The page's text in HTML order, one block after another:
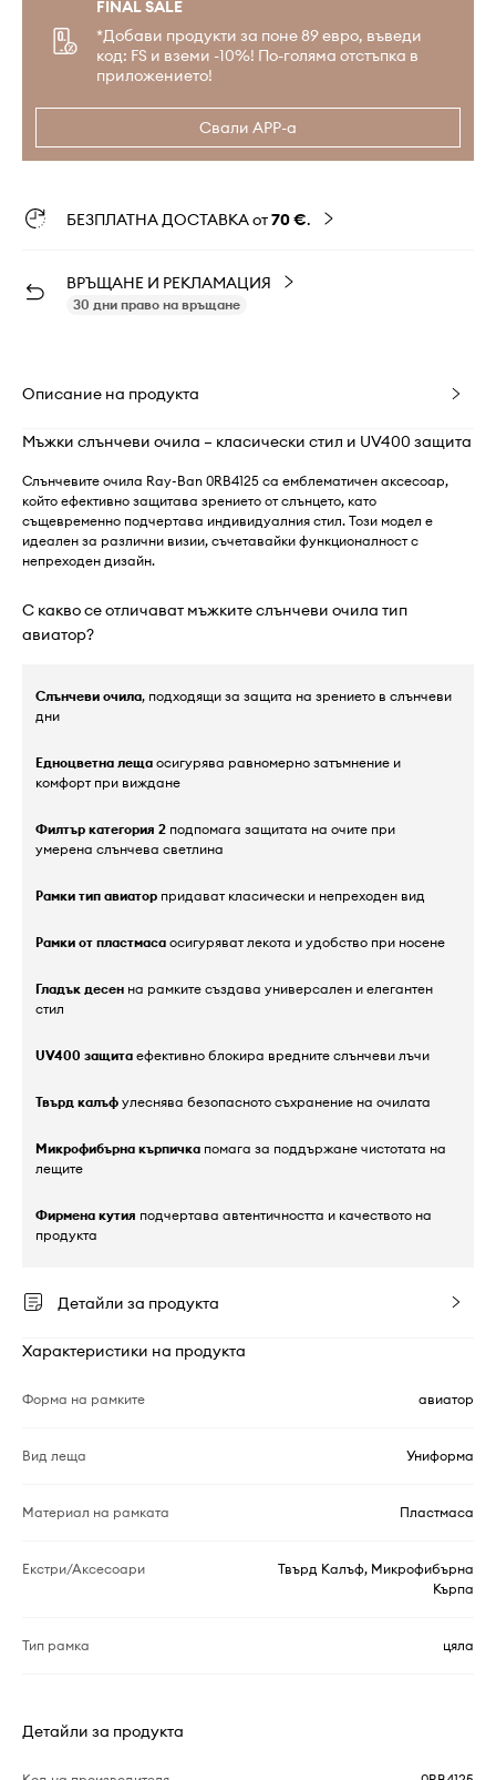
FINAL SALE
*Добави продукти за поне 89 евро, въведи
код: FS и вземи -10%! По-голяма отстъпка в
приложението!
Свали APP-а
БЕЗПЛАТНА ДОСТАВКА от70 €.
ВРЪЩАНЕ И РЕКЛАМАЦИЯ
30 дни право на връщане
Описание на продукта
Мъжки слънчеви очила – класически стил и UV400 защита
Слънчевите очила Ray-Ban 0RB4125 са емблематичен аксесоар,
който ефективно защитава зрението от слънцето, като
същевременно подчертава индивидуалния стил. Този модел е
идеален за различни визии, съчетавайки функционалност с
непреходен дизайн.
С какво се отличават мъжките слънчеви очила тип
авиатор?
Слънчеви очила, подходящи за защита на зрението в слънчеви
дни
Едноцветна леща осигурява равномерно затъмнение и
комфорт при виждане
Филтър категория 2 подпомага защитата на очите при
умерена слънчева светлина
Рамки тип авиатор придават класически и непреходен вид
Рамки от пластмаса осигуряват лекота и удобство при носене
Гладък десен на рамките създава универсален и елегантен
стил
UV400 защита ефективно блокира вредните слънчеви лъчи
Твърд калъф улеснява безопасното съхранение на очилата
Микрофибърна кърпичка помага за поддържане чистотата на
лещите
Фирмена кутия подчертава автентичността и качеството на
продукта
Детайли за продукта
Характеристики на продукта
Форма на рамките авиатор
Вид леща Униформа
Материал на рамката Пластмаса
Екстри/Аксесоари
Твърд Калъф, Микрофибърна
Кърпа
Тип рамка цяла
Детайли за продукта